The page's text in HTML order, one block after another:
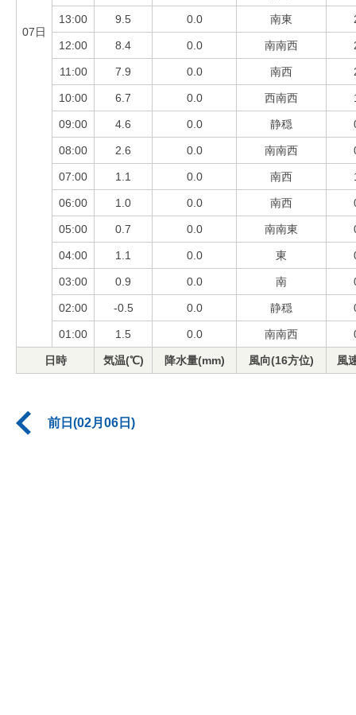
07日
13:00 9.5 0.0 南東
12:00 8.4 0.0 南南西
11:00 7.9 0.0 南西
10:00 6.7 0.0 西南西
09:00 4.6 0.0 静穏
08:00 2.6 0.0 南南西
07:00 1.1 0.0 南西
06:00 1.0 0.0 南西
05:00 0.7 0.0 南南東
04:00 1.1 0.0 東
03:00 0.9 0.0 南
02:00 -0.5 0.0 静穏
01:00 1.5 0.0 南南西
日時 気温(℃) 降水量(mm) 風向(16方位) 風
前日(02月06日)